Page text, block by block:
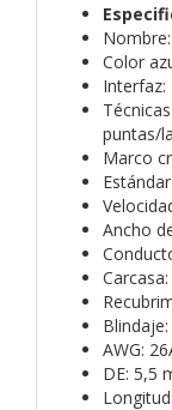
Color
Interfaz:
puntas/
Marco
Ancho
Carcasa:
Blindaje:
AWG:
DE: 5,5